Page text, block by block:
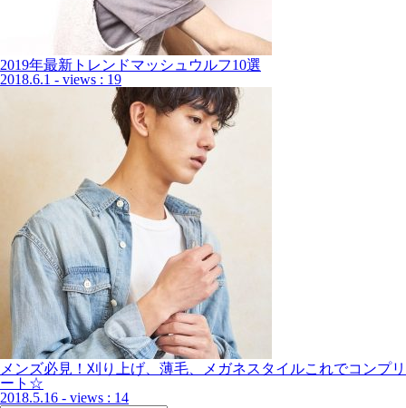
2019年最新トレンドマッシュウルフ10選
2018.6.1 - views : 19
メンズ必見！刈り上げ、薄毛、メガネスタイルこれでコンプリ
ート☆
2018.5.16 - views : 14